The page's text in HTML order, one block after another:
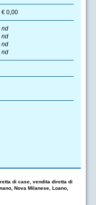
€ 0,00
nd
nd
nd
nd
di case, vendita diretta di
Nova Milanese, Loano,